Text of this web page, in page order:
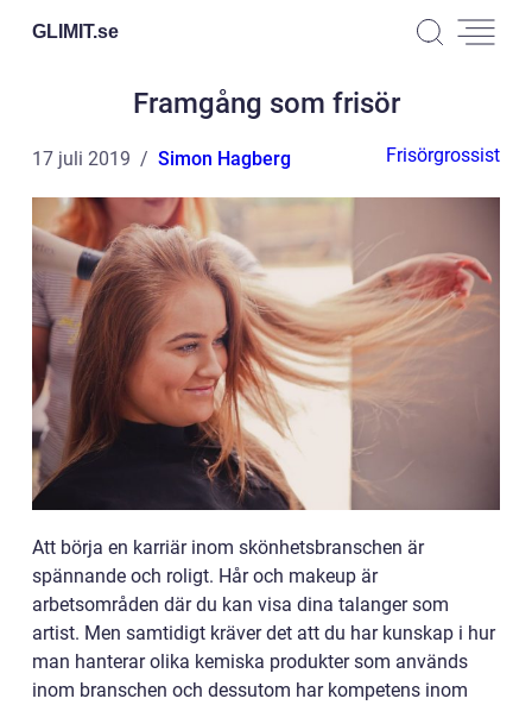
GLIMIT.se
Framgång som frisör
17 juli 2019 Simon Hagberg Frisörgrossist
Att börja en karriär inom skönhetsbranschen är
spännande och roligt. Hår och makeup är
arbetsområden där du kan visa dina talanger som
artist. Men samtidigt kräver det att du har kunskap i hur
man hanterar olika kemiska produkter som används
inom branschen och dessutom har kompetens inom